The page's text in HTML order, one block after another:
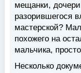
мещанки, дочери
разорившегося
мастерской?
похожего на
мальчика,
Несколько